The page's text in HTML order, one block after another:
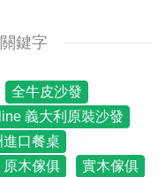
鍵字
全牛皮沙發
義大利原裝沙發
進口餐桌
原木傢俱 實木傢俱